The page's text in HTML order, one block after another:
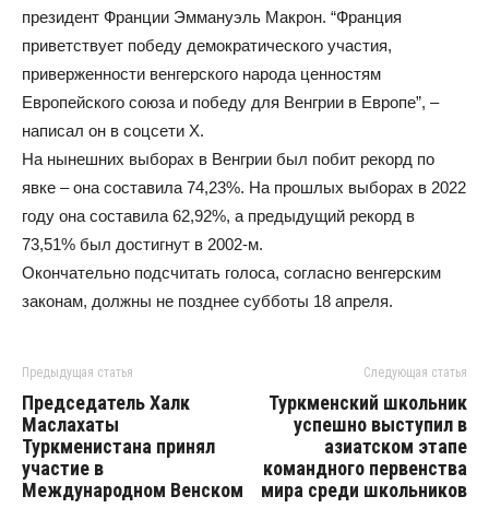
президент Франции Эммануэль Макрон. “Франция
приветствует победу демократического участия,
приверженности венгерского народа ценностям
Европейского союза и победу для Венгрии в Европе”, –
написал он в соцсети Х.
На нынешних выборах в Венгрии был побит рекорд по
явке – она составила 74,23%. На прошлых выборах в 2022
году она составила 62,92%, а предыдущий рекорд в
73,51% был достигнут в 2002-м.
Окончательно подсчитать голоса, согласно венгерским
законам, должны не позднее субботы 18 апреля.
Предыдущая статья
Председатель Халк
Маслахаты
Туркменистана принял
участие в
Международном Венском
Следующая статья
Туркменский школьник
успешно выступил в
азиатском этапе
командного первенства
мира среди школьников